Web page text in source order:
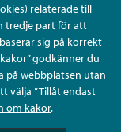
relaterade till
tredje part för att
sig på korrekt
godkänner du
på webbplatsen utan
välja ”Tillåt endast
om kakor.